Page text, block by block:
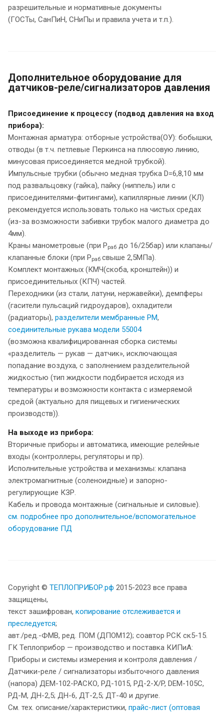
разрешительные и нормативные документы
(ГОСТы, СанПиН, СНиПы и правила учета и т.п.).
Дополнительное оборудование для
датчиков-реле/сигнализаторов давления
Присоединение к процессу (подвод давления на вход
прибора):
Монтажная арматура: отборные устройства(ОУ): бобышки,
отводы (в т.ч. петлевые Перкинса на плюсовую линию,
минусовая присоединяется медной трубкой).
Импульсные трубки (обычно медная трубка D=6,8,10 мм
под развальцовку (гайка), пайку (ниппель) или с
присоединителями-фитингами), капиллярные линии (КЛ)
рекомендуется использовать только на чистых средах
(из-за возможности забивки трубок малого диаметра до
4мм).
Краны манометровые (при Рраб до 16/25бар) или клапаны/
клапанные блоки (при Рраб свыше 2,5МПа).
Комплект монтажных (КМЧ(скоба, кронштейн)) и
присоединительных (КПЧ) частей.
Переходники (из стали, латуни, нержавейки), демпферы
(гасители пульсаций гидроударов), охладители
(радиаторы), разделители мембранные РМ,
соединительные рукава модели 55004
(возможна квалифицированная сборка системы
«разделитель — рукав — датчик», исключающая
попадание воздуха, с заполнением разделительной
жидкостью (тип жидкости подбирается исходя из
температуры и возможности контакта с измеряемой
средой (актуально для пищевых и гигиенических
производств)).
На выходе из прибора:
Вторичные приборы и автоматика, имеющие релейные
входы (контроллеры, регуляторы и пр).
Исполнительные устройства и механизмы: клапана
электромагнитные (соленоидные) и запорно-
регулирующие КЗР.
Кабель и провода монтажные (сигнальные и силовые).
см. подробнее про дополнительное/вспомогательное
оборудование ПД
Copyright © ТЕПЛОПРИБОР.рф 2015-2023 все права
защищены,
текст зашифрован, копирование отслеживается и
преследуется;
авт./ред.-ФМВ, ред. ПОМ (ДПОМ12); соавтор РСК ск5-15.
ГК Теплоприбор — производство и поставка КИПиА:
Приборы и системы измерения и контроля давления /
Датчики-реле / сигнализаторы избыточного давления
(напора) ДЕМ-102-РАСКО, РД-1015, РД-2-Х/P, DEM-105C,
РД-M, ДН-2,5; ДН-6, ДТ-2,5; ДТ-40 и другие.
См. тех. описание/характеристики, прайс-лист (оптовая